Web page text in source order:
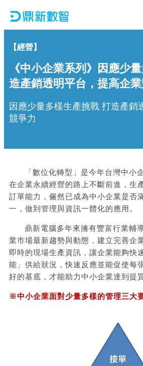
【經營】
《中小企業系列》因應少
造產銷透明平台，提高企
因應少量多樣生產挑戰 打造產銷
競爭力
「數位化轉型」是今年台灣中小
在企業永續經營的路上不斷前進，生
訂單能力，儼然已成為中小企業是否
一，做到管理與資訊一體化的應用。
鼎新電腦多年來擁有豐富行業輔
業市場最新趨勢與動態，建立完善企
即時的現場生產資訊，讓企業能夠快
能」供給狀況，快速反應並能促使每
好的基底，才能助力中小企業達到提
※中小企業面對少量多樣的管理三大